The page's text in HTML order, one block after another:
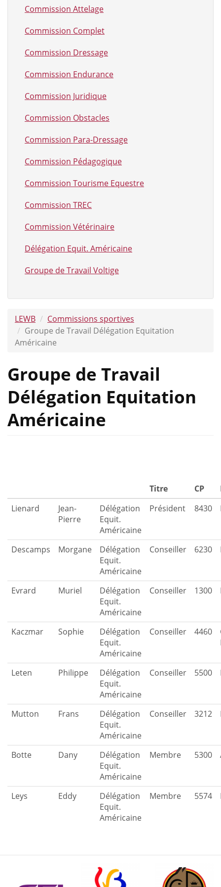
Commission Attelage
Commission Complet
Commission Dressage
Commission Endurance
Commission Juridique
Commission Obstacles
Commission Para-Dressage
Commission Pédagogique
Commission Tourisme Equestre
Commission TREC
Commission Vétérinaire
Délégation Equit. Américaine
Groupe de Travail Voltige
LEWB
Commissions sportives
Groupe de Travail Délégation Equitation
Américaine
Groupe de Travail
Délégation Equitation
Américaine
Titre CP
Lienard
Jean-
Pierre
Délégation
Equit.
Américaine
Président 8430
Descamps Morgane
Délégation
Equit.
Américaine
Conseiller 6230
Evrard Muriel
Délégation
Equit.
Américaine
Conseiller 1300
Kaczmar Sophie
Délégation
Equit.
Américaine
Conseiller 4460
Leten Philippe
Délégation
Equit.
Américaine
Conseiller 5500
Mutton Frans
Délégation
Equit.
Américaine
Conseiller 3212
Botte Dany
Délégation
Equit.
Américaine
Membre 5300
Leys Eddy
Délégation
Equit.
Américaine
Membre 5574